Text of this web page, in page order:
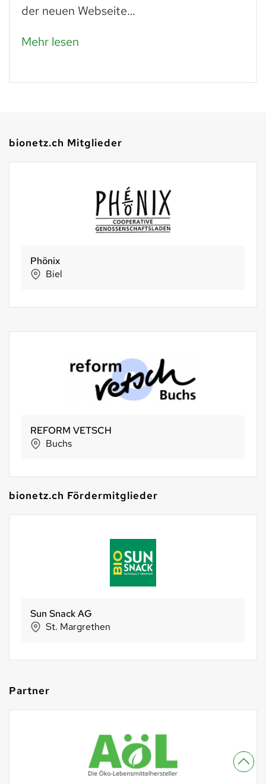
der neuen Webseite…
Mehr lesen
bionetz.ch Mitglieder
Phönix
Biel
REFORM VETSCH
Buchs
bionetz.ch Fördermitglieder
Sun Snack AG
St. Margrethen
Partner